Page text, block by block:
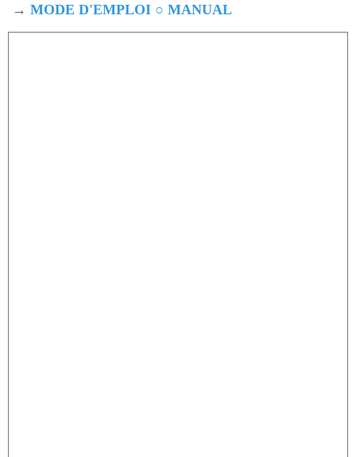
→ MODE D'EMPLOI ○ MANUAL